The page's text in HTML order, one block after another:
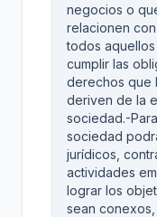
negocios o
relacionen
todos
cumplir las
derechos que
deriven de la
sociedad.-
sociedad
jurídicos,
actividades
lograr los
sean